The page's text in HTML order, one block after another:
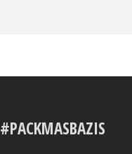
#PACKMASBAZIS